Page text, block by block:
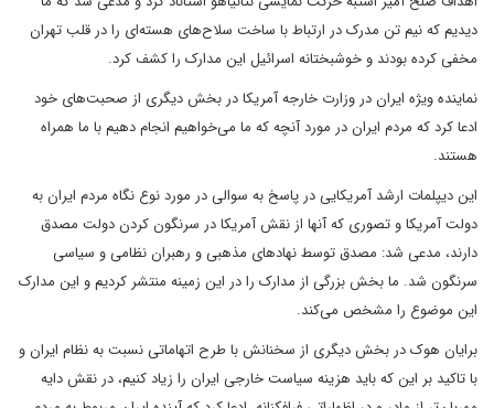
دیدیم که نیم تن مدرک در ارتباط با ساخت سلاح‌های هسته‌ای را در قلب تهران
مخفی کرده بودند و خوشبختانه اسرائیل این مدارک را کشف کرد.
نماینده ویژه ایران در وزارت خارجه آمریکا در بخش دیگری از صحبت‌های خود
ادعا کرد که مردم ایران در مورد آنچه که ما می‌خواهیم انجام دهیم با ما همراه
هستند.
این دیپلمات ارشد آمریکایی در پاسخ به سوالی در مورد نوع نگاه مردم ایران به
دولت آمریکا و تصوری که آنها از نقش آمریکا در سرنگون کردن دولت مصدق
دارند، مدعی شد: مصدق توسط نهادهای مذهبی و رهبران نظامی و سیاسی
سرنگون شد. ما بخش بزرگی از مدارک را در این زمینه منتشر کردیم و این مدارک
این موضوع را مشخص می‌کند.
برایان هوک در بخش دیگری از سخنانش با طرح اتهاماتی نسبت به نظام ایران و
با تاکید بر این که باید هزینه سیاست خارجی ایران را زیاد کنیم، در نقش دایه